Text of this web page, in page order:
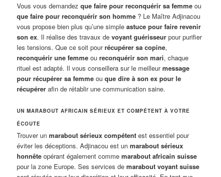
Vous vous demandezque faire pour reconquérir sa femme ou
que faire pour reconquérir son homme ? Le Maître Adjinacou
vous propose bien plus qu’une simpleastuce pour faire revenir
son ex. Il réalise des travaux devoyant guérisseur pour purifier
les tensions. Que ce soit pourrécupérer sa copine,
reconquérir une femme oureconquérir son mari, chaque
rituel est adapté. Il vous conseillera sur le meilleurmessage
pour récupérer sa femme ouque dire à son ex pour le
récupérer afin de rétablir une communication saine.
UN MARABOUT AFRICAIN SÉRIEUX ET COMPÉTENT À VOTRE
ÉCOUTE
Trouver unmarabout sérieux compétent est essentiel pour
éviter les déceptions. Adjinacou est unmarabout sérieux
honnête opérant également commemarabout africain suisse
pour la zone Europe. Ses services demarabout voyant suisse